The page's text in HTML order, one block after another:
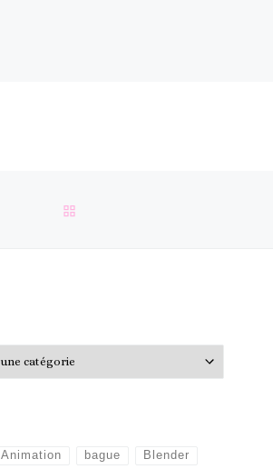
Animation bague Blender